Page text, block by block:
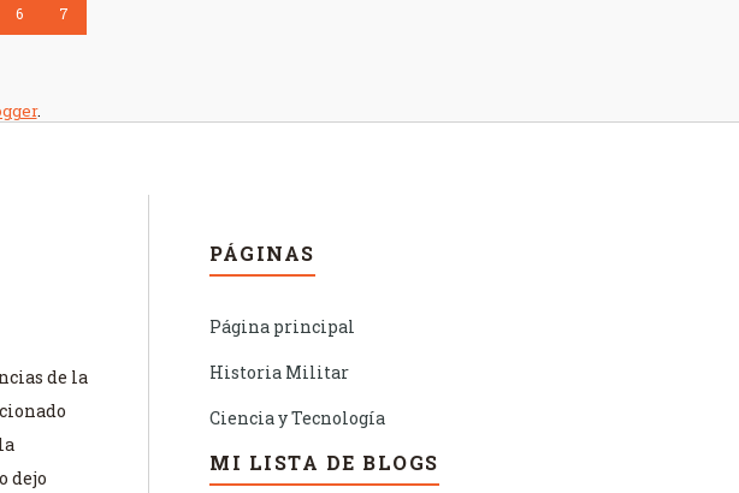
6 7
.
de la
dejo
PÁGINAS
Página principal
Historia Militar
Ciencia y Tecnología
MI LISTA DE BLOGS